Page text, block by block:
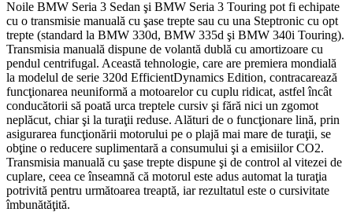
Noile BMW Seria 3 Sedan şi BMW Seria 3 Touring pot fi echipate
cu o transmisie manuală cu şase trepte sau cu una Steptronic cu opt
trepte (standard la BMW 330d, BMW 335d şi BMW 340i Touring).
Transmisia manuală dispune de volantă dublă cu amortizoare cu
pendul centrifugal. Această tehnologie, care are premiera mondială
la modelul de serie 320d EfficientDynamics Edition, contracarează
funcţionarea neuniformă a motoarelor cu cuplu ridicat, astfel încât
conducătorii să poată urca treptele cursiv şi fără nici un zgomot
neplăcut, chiar şi la turaţii reduse. Alături de o funcţionare lină, prin
asigurarea funcţionării motorului pe o plajă mai mare de turaţii, se
obţine o reducere suplimentară a consumului şi a emisiilor CO2.
Transmisia manuală cu şase trepte dispune şi de control al vitezei de
cuplare, ceea ce înseamnă că motorul este adus automat la turaţia
potrivită pentru următoarea treaptă, iar rezultatul este o cursivitate
îmbunătăţită.